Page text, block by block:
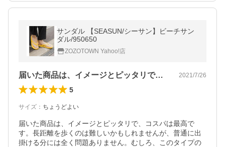
サンダル 【SEASUN/シーサン】ビーチサン
ダル/950650
ZOZOTOWN Yahoo!店
届いた商品は、イメージとピッタリで、コ… 2021/7/26
5
サイズ ： ちょうどよい
届いた商品は、イメージとピッタリで、コスパは最高で
す。長距離を歩くのは難しいかもしれませんが、普通に出
掛ける分には全く問題ありません。むしろ、このタイプの